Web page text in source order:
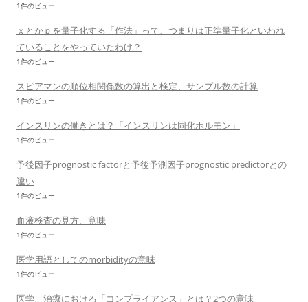
1件のビュー
ｘとかｐを量子化する「作法」って、つまりは正準量子化といわれ
ていることをやっていたわけ？
1件のビュー
スピアマンの順位相関係数の算出と検定、サンプル数の計算
1件のビュー
インスリンの働きとは？「インスリンは同化ホルモン」
1件のビュー
予後因子prognostic factorと予後予測因子prognostic predictorとの
違い
1件のビュー
血液検査の見方、意味
1件のビュー
医学用語としてのmorbidityの意味
1件のビュー
医学、治療における「コンプライアンス」とは？2つの意味